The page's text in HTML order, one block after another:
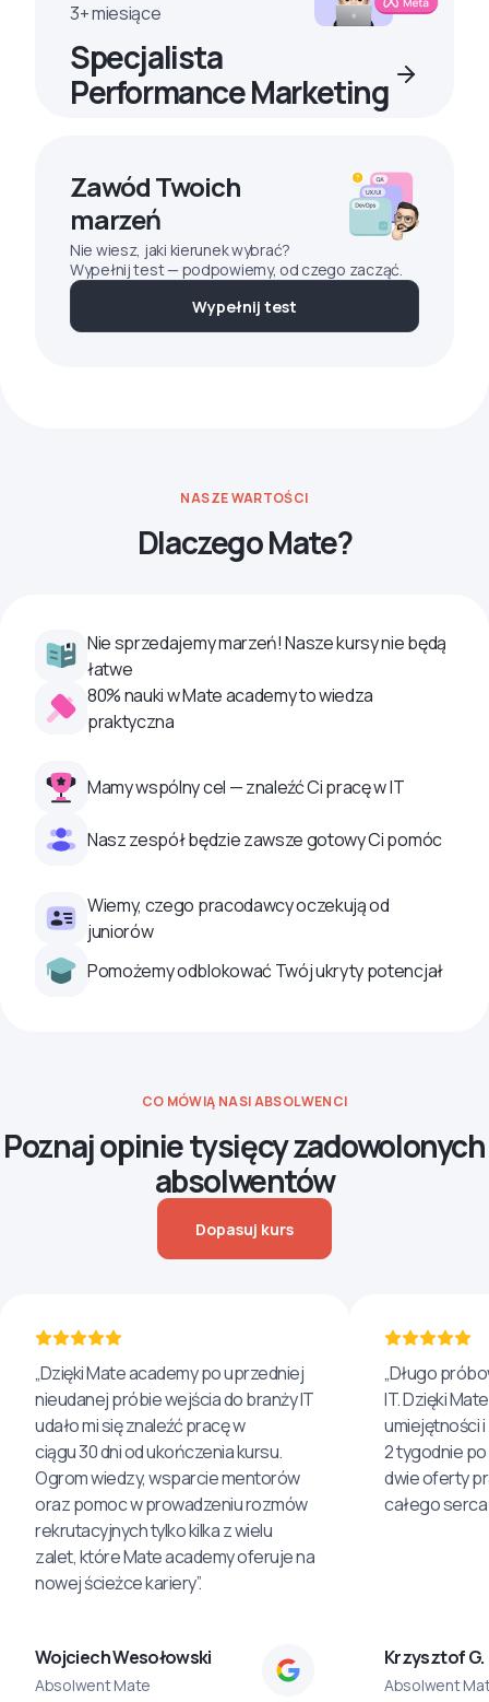
3+ miesiące
Specjalista
Performance Marketing
Zawód Twoich
marzeń
Nie wiesz, jaki kierunek wybrać?
Wypełnij test — podpowiemy, od czego zacząć.
Wypełnij test
NASZE WARTOŚCI
Dlaczego Mate?
Nie sprzedajemy marzeń! Nasze kursy nie będą
łatwe
80% nauki w Mate academy to wiedza
praktyczna
Mamy wspólny cel — znaleźć Ci pracę w IT
Nasz zespół będzie zawsze gotowy Ci pomóc
Wiemy, czego pracodawcy oczekują od
juniorów
Pomożemy odblokować Twój ukryty potencjał
CO MÓWIĄ NASI ABSOLWENCI
Poznaj opinie tysięcy zadowolonych
absolwentów
Dopasuj kurs
„Dzięki Mate academy po uprzedniej
nieudanej próbie wejścia do branży IT
udało mi się znaleźć pracę w
ciągu 30 dni od ukończenia kursu.
Ogrom wiedzy, wsparcie mentorów
oraz pomoc w prowadzeniu rozmów
rekrutacyjnych tylko kilka z wielu
zalet, które Mate academy oferuje na
nowej ścieżce kariery”.
Wojciech Wesołowski
Absolwent Mate
„Długo
IT. Dzięki
umiejętności
2 tygodnie
dwie oferty
całego serca
Krzysztof G.
Absolwent